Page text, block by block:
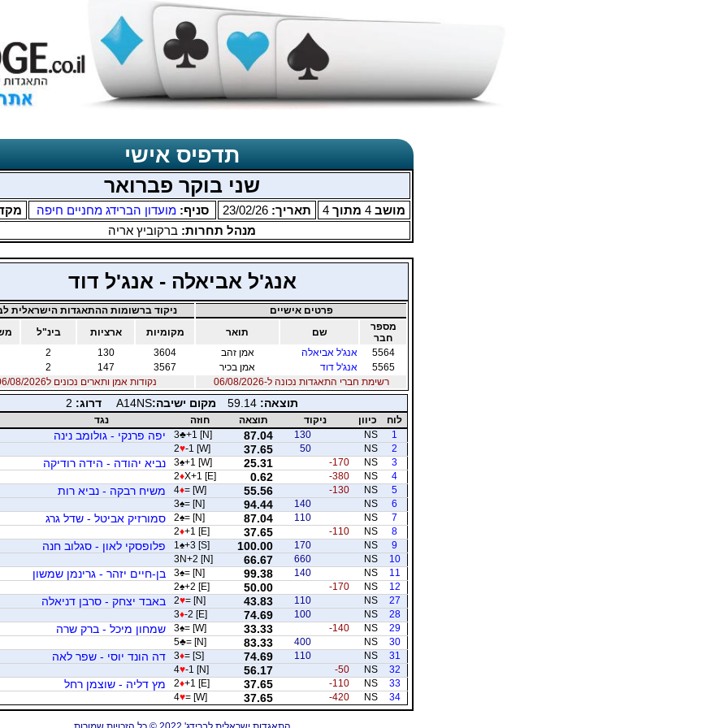
תדפיס אישי
שני בוקר פברואר
מושב 4 מתוך 4 תאריך: 23/02/26 סניף:מועדון הברידג מחניים חיפה
מנהל תחרות: ברקוביץ אריה
אנג'ל אביאלה - אנג'ל דוד
פרטים אישיים
ניקוד ברשומות ההתאגדות הישראלית
מספר
חבר
שם תואר מקומיות ארציות בינ"ל
5564
אנג'ל אביאלה אמן זהב 3604
130
2
5565
אנג'ל דוד אמן בכיר 3567
147
2
רשימת חברי התאגדות נכונה ל-06/08/2026
נקודות אמן ותארים נכונים ל06/08/2026
תוצאה: 59.14 מקום ישיבה:A14NS דרוג: 2
לוח כיוון ניקוד תוצאה חוזה
נגד
1
NS
130
87.04
3♣+1 [N] יפה פרנקי - גולומב נינה
2
NS
50
37.65
2♥-1 [W]
3
NS
-170
25.31
3♠+1 [W] נביא יהודה - הידה רודיקה
4
NS
-380
0.62
2♦X+1 [E]
5
NS
-130
55.56
4♦= [W] משיח רבקה - נביא רות
6
NS
140
94.44
3♠= [N]
7
NS
110
87.04
2♠= [N] סמורזיק אביטל - שדל גרג
8
NS
-110
37.65
2♦+1 [E]
9
NS
170
100.00
1 ♠+3 [S] פלופסקי לאון - סגלוב חנה
10
NS
660
66.67
3N+2 [N]
11
NS
140
99.38
3♠= [N] בן-חיים יזהר - גרינמן שמשון
12
NS
-170
50.00
2♠+2 [E]
27
NS
110
43.83
2♥= [N] באבד יצחק - סרבן דניאלה
28
NS
100
74.69
3♦-2 [E]
29
NS
-140
33.33
3♠= [W] שמחון מיכל - ברק שרה
30
NS
400
83.33
5♣= [N]
31
NS
110
74.69
3♦= [S] דה הונד יוסי - שפר לאה
32
NS
-50
56.17
4♥-1 [N]
33
NS
-110
37.65
2♦+1 [E] מץ דליה - שוצמן רחל
34
NS
-420
37.65
4♥= [W]